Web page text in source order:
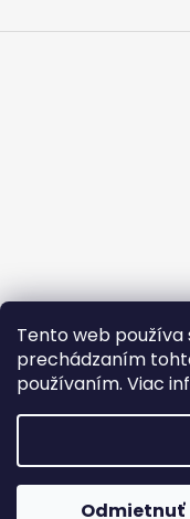
Tento web používa
prechádzaním
používaním. Viac
Odmietnuť
Copyright 2026